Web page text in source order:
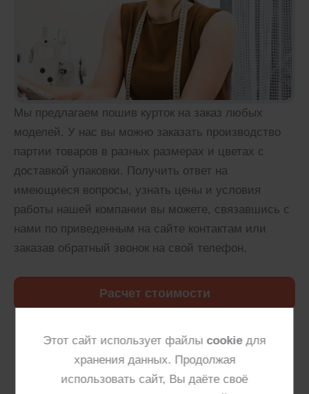
Мы предлагаем пошив курток на заказ любых
моделей. У нас вы можно заказать производство
партии товаров в разных размерах и цветах с
доставкой упаковки. Получить ответ на
имеющиеся вопросы, узнать цены и условия
работы нашей компании вы можете, связавшись с
нами по приведенным на сайте контактам или
заказав обратный звонок на свой телефон.
Расчет стоимости
Также мы выполняем пошив разнообразной
Этот сайт использует файлы cookieдля
хранения данных. Продолжая
использовать сайт, Вы даёте своё